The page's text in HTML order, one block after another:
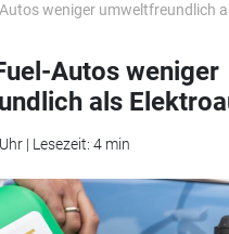
weniger umweltfreundlich
Autos weniger
als
| Lesezeit: 4 min